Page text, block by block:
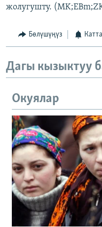
жолугушту.
Бөлүшүңүз
Дагы кызыктуу
Окуялар